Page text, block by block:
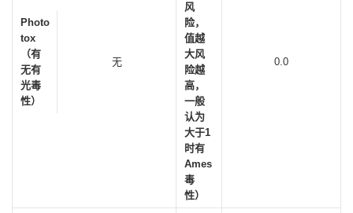
Photo
tox
（有
无有
光毒
性）
无
风
险，
值越
大风
险越
高，
一般
认为
大于1
时有
Ames
毒
性）
0.0